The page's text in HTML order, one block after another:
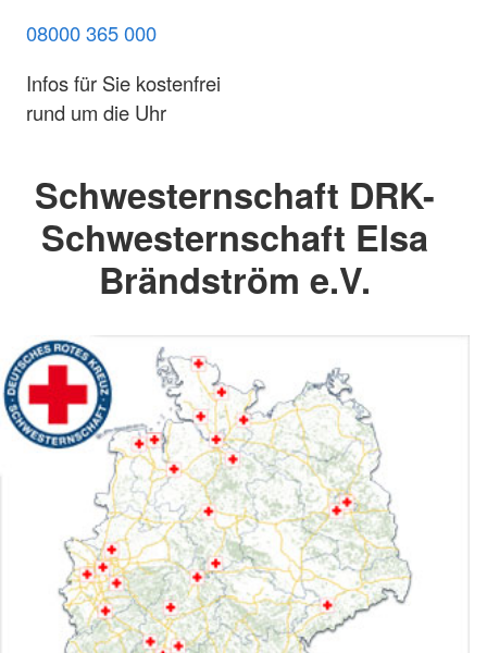
08000 365 000
Infos für Sie kostenfrei
rund um die Uhr
Schwesternschaft DRK-
Schwesternschaft Elsa
Brändström e.V.